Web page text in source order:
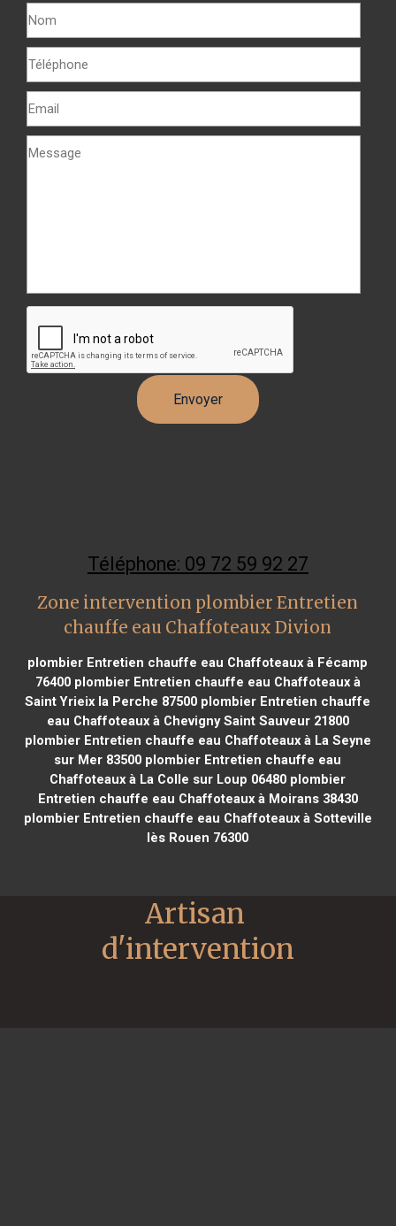
Téléphone: 09 72 59 92 27
Zone intervention plombier Entretien
chauffe eau Chaffoteaux Divion
plombier Entretien chauffe eau Chaffoteaux à Fécamp
76400plombier Entretien chauffe eau Chaffoteaux à
Saint Yrieix la Perche 87500 plombier Entretien chauffe
eau Chaffoteaux à Chevigny Saint Sauveur 21800
plombier Entretien chauffe eau Chaffoteaux à La Seyne
sur Mer 83500 plombier Entretien chauffe eau
Chaffoteaux à La Colle sur Loup 06480 plombier
Entretien chauffe eau Chaffoteaux à Moirans 38430
plombier Entretien chauffe eau Chaffoteaux à Sotteville
lès Rouen 76300
Artisan
d'intervention